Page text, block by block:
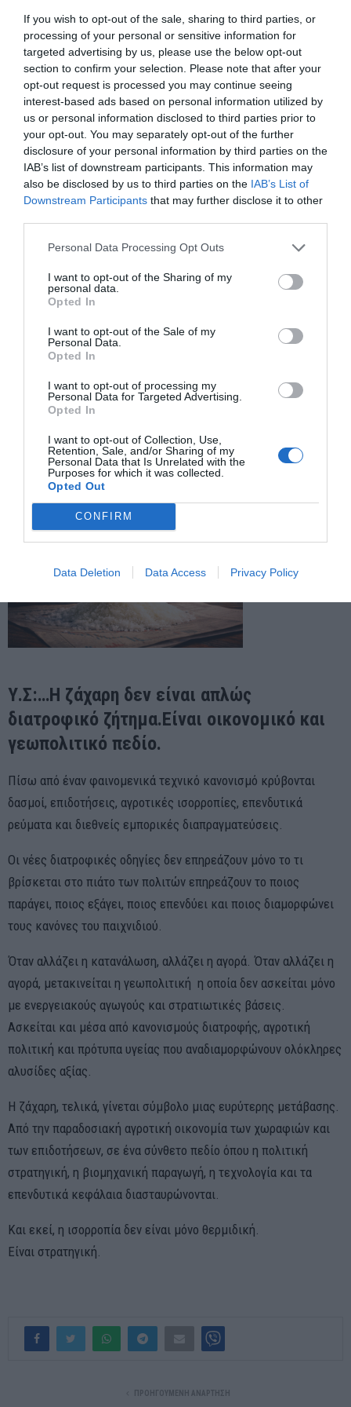
If you wish to opt-out of the sale, sharing to third parties, or
processing of your personal or sensitive information for
targeted advertising by us, please use the below opt-out
section to confirm your selection. Please note that after your
opt-out request is processed you may continue seeing
interest-based ads based on personal information utilized by
us or personal information disclosed to third parties prior to
your opt-out. You may separately opt-out of the further
disclosure of your personal information by third parties on the
IAB’s list of downstream participants. This information may
also be disclosed by us to third parties on the IAB’s List of
Downstream Participants that may further disclose it to other
Personal Data Processing Opt Outs
I want to opt-out of the Sharing of my
personal data.
Opted In
I want to opt-out of the Sale of my
Personal Data.
Opted In
I want to opt-out of processing my
Personal Data for Targeted Advertising.
Opted In
I want to opt-out of Collection, Use,
Retention, Sale, and/or Sharing of my
Personal Data that Is Unrelated with the
Purposes for which it was collected.
Opted Out
CONFIRM
Data Deletion Data Access Privacy Policy
Δημόσια υγεία ή οικονομική ανακατανομή;
Το ερώτημα δεν είναι αν η μείωση της ζάχαρης είναι ωφέλιμη
για την υγεία.
Το ερώτημα είναι:
Ποιοι κερδίζουν από τη μετατόπιση κεφαλαίων;
Ποια λόμπι επηρεάζονται;
Ποια αγροτικά συμφέροντα αποδυναμώνονται;
Η διατροφική πολιτική μετατρέπεται σε εργαλείο οικονομικής
αναδιάρθρωσης.
Υ.Σ:…Η ζάχαρη δεν είναι απλώς
διατροφικό ζήτημα.Είναι οικονομικό και
γεωπολιτικό πεδίο.
Πίσω από έναν φαινομενικά τεχνικό κανονισμό κρύβονται
δασμοί, επιδοτήσεις, αγροτικές ισορροπίες, επενδυτικά
ρεύματα και διεθνείς εμπορικές διαπραγματεύσεις.
Οι νέες διατροφικές οδηγίες δεν επηρεάζουν μόνο το τι
βρίσκεται στο πιάτο των πολιτών επηρεάζουν το ποιος
παράγει, ποιος εξάγει, ποιος επενδύει και ποιος διαμορφώνει
τους κανόνες του παιχνιδιού.
Όταν αλλάζει η κατανάλωση, αλλάζει η αγορά. Όταν αλλάζει η
αγορά, μετακινείται η γεωπολιτική η οποία δεν ασκείται μόνο
με ενεργειακούς αγωγούς και στρατιωτικές βάσεις.
Ασκείται και μέσα από κανονισμούς διατροφής, αγροτική
πολιτική και πρότυπα υγείας που αναδιαμορφώνουν ολόκληρες
αλυσίδες αξίας.
Η ζάχαρη, τελικά, γίνεται σύμβολο μιας ευρύτερης μετάβασης.
Από την παραδοσιακή αγροτική οικονομία των χωραφιών και
των επιδοτήσεων, σε ένα σύνθετο πεδίο όπου η πολιτική
στρατηγική, η βιομηχανική παραγωγή, η τεχνολογία και τα
επενδυτικά κεφάλαια διασταυρώνονται.
Και εκεί, η ισορροπία δεν είναι μόνο θερμιδική.
Είναι στρατηγική.
ΠΡΟΗΓΟΎΜΕΝΗ ΑΝΆΡΤΗΣΗ